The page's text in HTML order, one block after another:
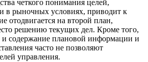
четкого понимания целей,
в рыночных условиях, приводит к
отодвигается на второй план,
решению текущих дел. Кроме того,
содержание плановой информации и
часто не позволяют
управления.